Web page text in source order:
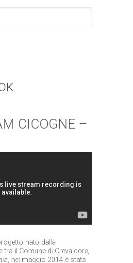
CICOGNE –
nato dalla
tra il Comune di Crevalcore,
nel maggio 2014 è stata